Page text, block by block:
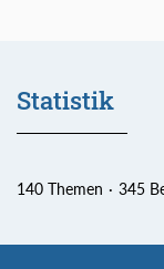
Statistik
140 Themen 345